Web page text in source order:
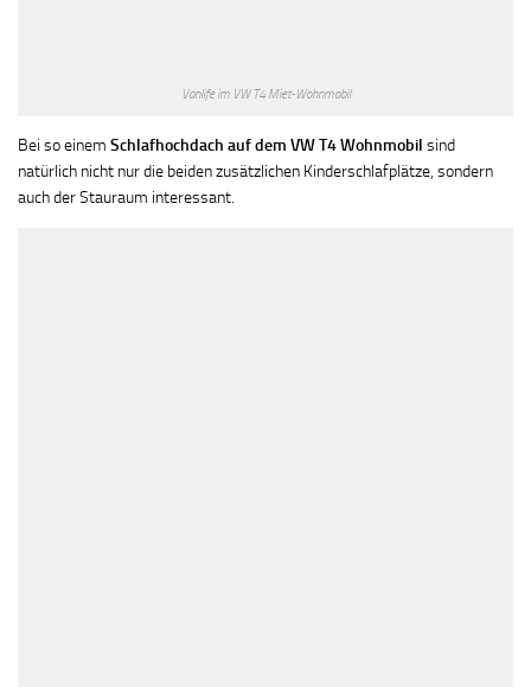
Vanlife im VW T4 Miet-Wohnmobil
Bei so einem Schlafhochdach auf dem VW T4 Wohnmobil sind
natürlich nicht nur die beiden zusätzlichen Kinderschlafplätze, sondern
auch der Stauraum interessant.